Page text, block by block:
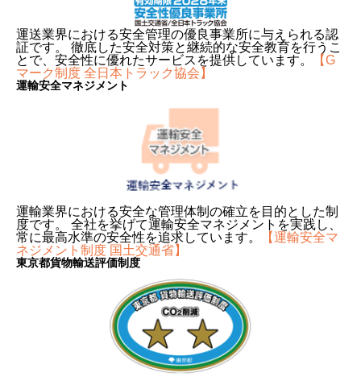
運送業界における安全管理の優良事業所に与えられる認
証です。 徹底した安全対策と継続的な安全教育を行うこ
とで、安全性に優れたサービスを提供しています。
【G
マーク制度 全日本トラック協会】
運輸安全マネジメント
運輸業界における安全な管理体制の確立を目的とした制
度です。 全社を挙げて運輸安全マネジメントを実践し、
常に最高水準の安全性を追求しています。
【運輸安全マ
ネジメント制度 国土交通省】
東京都貨物輸送評価制度